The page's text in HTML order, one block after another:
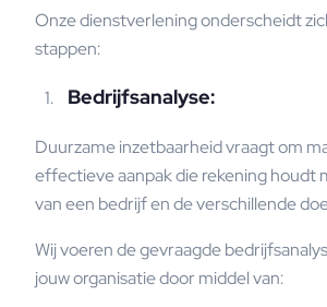
Onze dienstverlening onderscheidt
stappen:
Bedrijfsanalyse:
Duurzame inzetbaarheid vraagt om
effectieve aanpak die rekening houdt
van een bedrijf en de verschillende
Wij voeren de gevraagde
jouw organisatie door middel van: